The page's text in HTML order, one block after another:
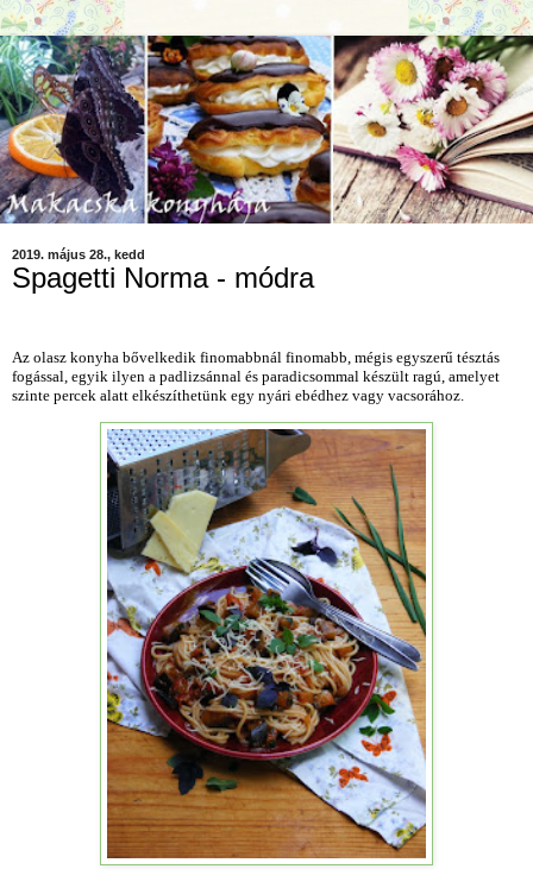
2019. május 28., kedd
Spagetti Norma - módra
Az olasz konyha bővelkedik finomabbnál finomabb, mégis egyszerű tésztás
fogással, egyik ilyen a padlizsánnal és paradicsommal készült ragú, amelyet
szinte percek alatt elkészíthetünk egy nyári ebédhez vagy vacsorához.